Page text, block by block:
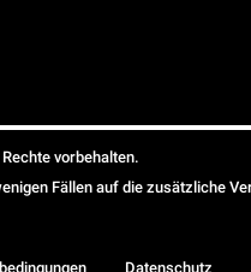
vorbehalten.
Fällen auf die zusätzliche
Datenschutz